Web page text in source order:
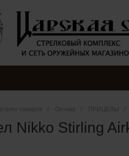
товаров Оптика ПРИЦЕЛЫ
Nikko Stirling